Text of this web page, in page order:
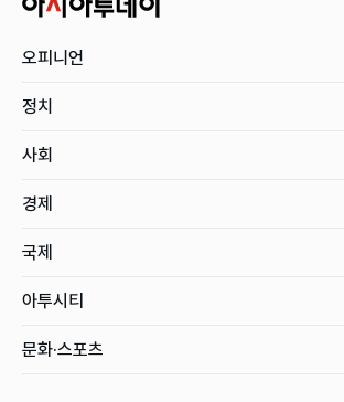
오피니언
정치
사회
경제
국제
아투시티
문화·스포츠